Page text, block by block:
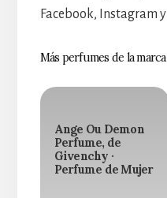
Facebook, Instagram
Más perfumes de la
Ange Ou Demon
Perfume, de
Givenchy ·
Perfume de Mujer